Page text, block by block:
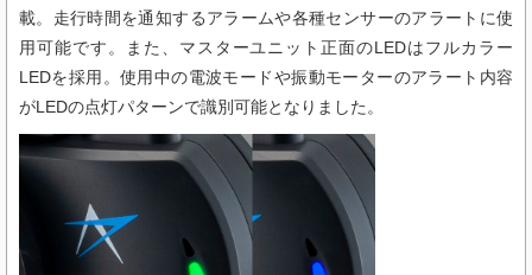
載。走行時間を通知するアラームや各種センサーのアラートに使
用可能です。また、マスターユニット正面のLEDはフルカラー
LEDを採用。使用中の電波モードや振動モーターのアラート内容
がLEDの点灯パターンで識別可能となりました。